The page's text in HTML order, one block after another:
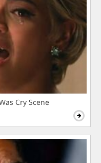
Cry Scene